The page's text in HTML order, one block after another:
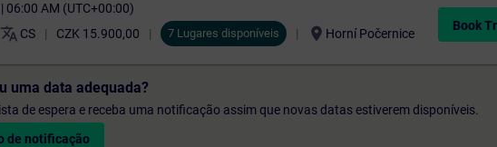
06:00 AM (UTC+00:00)
translate CS CZK 15.900,00 7 Lugares disponíveis location_on Horní Počernice
Book
uma data adequada?
de espera e receba uma notificação assim que novas datas estiverem disponíveis.
de notificação